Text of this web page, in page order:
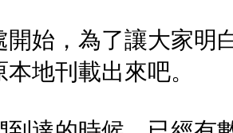
開始，為了讓大家明
本地刊載出來吧。